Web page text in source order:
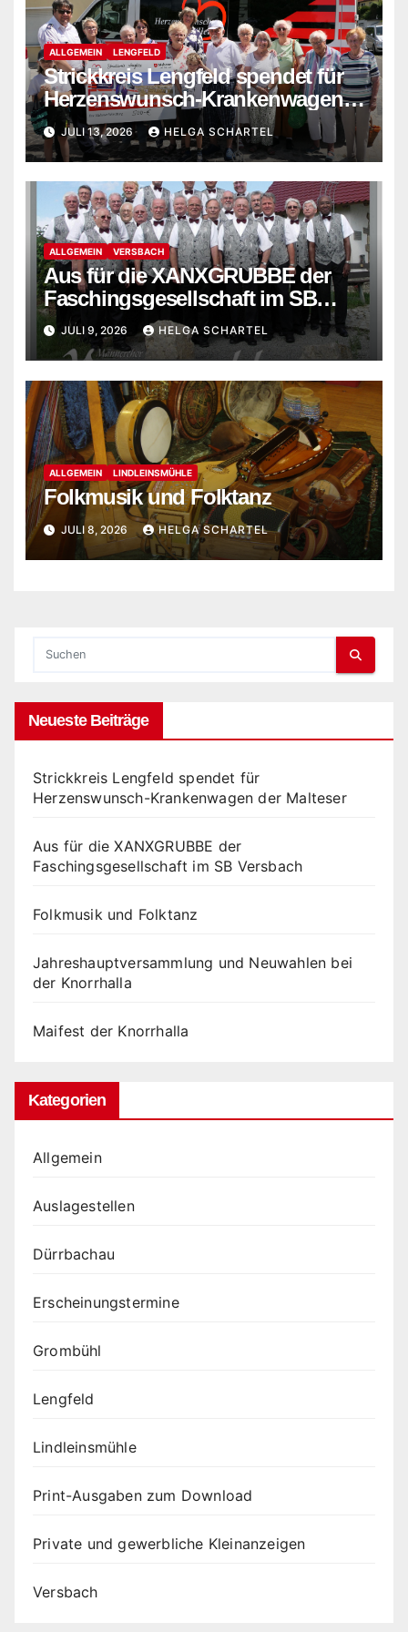
ALLGEMEIN LENGFELD
Strickkreis Lengfeld spendet für
Herzenswunsch-Krankenwagen
der Malteser
JULI 13, 2026 HELGA SCHARTEL
ALLGEMEIN VERSBACH
Aus für die XANXGRUBBE der
Faschingsgesellschaft im SB
Versbach
JULI 9, 2026 HELGA SCHARTEL
ALLGEMEIN LINDLEINSMÜHLE
Folkmusik und Folktanz
JULI 8, 2026 HELGA SCHARTEL
Neueste Beiträge
Strickkreis Lengfeld spendet für
Herzenswunsch-Krankenwagen der Malteser
Aus für die XANXGRUBBE der
Faschingsgesellschaft im SB Versbach
Folkmusik und Folktanz
Jahreshauptversammlung und Neuwahlen bei
der Knorrhalla
Maifest der Knorrhalla
Kategorien
Allgemein
Auslagestellen
Dürrbachau
Erscheinungstermine
Grombühl
Lengfeld
Lindleinsmühle
Print-Ausgaben zum Download
Private und gewerbliche Kleinanzeigen
Versbach